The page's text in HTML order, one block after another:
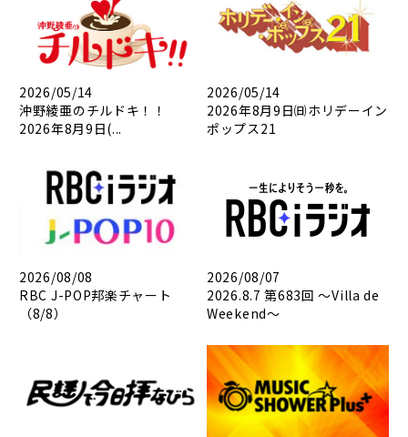
2026/05/14
沖野綾亜のチルドキ！！
2026年8月9日(...
2026/05/14
2026年8月9日㈰ホリデーイン
ポップス21
2026/08/08
RBC J-POP邦楽チャート
（8/8）
2026/08/07
2026.8.7 第683回 ～Villa de
Weekend～